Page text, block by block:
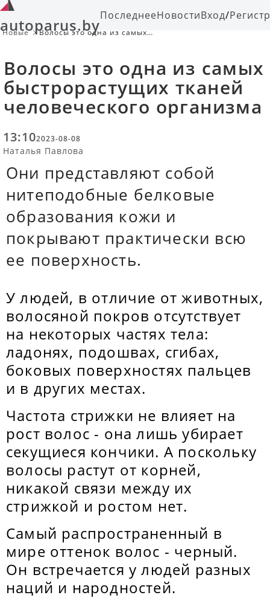
autoparus.byПоследнееНовостиВход/
Новые
Волосы это одна из самых
Волосы это одна из самых
быстрорастущих тканей
человеческого организма
13:102023-08-08
Наталья Павлова
Они представляют собой
нитеподобные белковые
образования кожи и
покрывают практически всю
ее поверхность.
У людей, в отличие от животных,
волосяной покров отсутствует
на некоторых частях тела:
ладонях, подошвах, сгибах,
боковых поверхностях пальцев
и в других местах.
Частота стрижки не влияет на
рост волос - она лишь убирает
секущиеся кончики. А поскольку
волосы растут от корней,
никакой связи между их
стрижкой и ростом нет.
Самый распространенный в
мире оттенок волос - черный.
Он встречается у людей разных
наций и народностей.